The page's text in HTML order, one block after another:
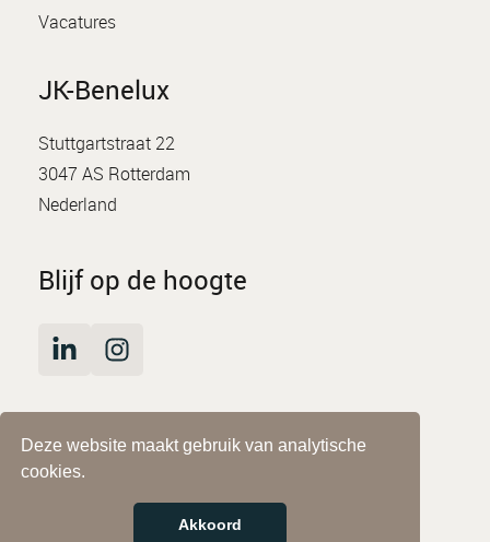
Deze website maakt gebruik van analytische
cookies.
Akkoord
Vacatures
JK-Benelux
Stuttgartstraat 22
3047 AS Rotterdam
Nederland
Blijf op de hoogte
© JK-Benelux